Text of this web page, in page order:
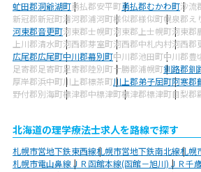
虻田郡洞爺湖町勇払郡安平町勇払郡むかわ町沙流
新冠郡新冠町浦河郡浦河町様似郡様似町幌泉郡え
河東郡音更町河東郡士幌町河東郡上士幌町河東郡
上川郡清水町河西郡芽室町河西郡中札内村河西郡
広尾郡広尾町中川郡幕別町中川郡池田町中川郡豊
足寄郡足寄町足寄郡陸別町十勝郡浦幌町釧路郡釧
厚岸郡浜中町川上郡標茶町川上郡弟子屈町阿寒郡
野付郡別海町標津郡中標津町標津郡標津町目梨郡
北海道の理学療法士求人を路線で探す
札幌市営地下鉄東西線札幌市営地下鉄南北線札幌
札幌市電山鼻線ＪＲ函館本線(函館－旭川)ＪＲ千